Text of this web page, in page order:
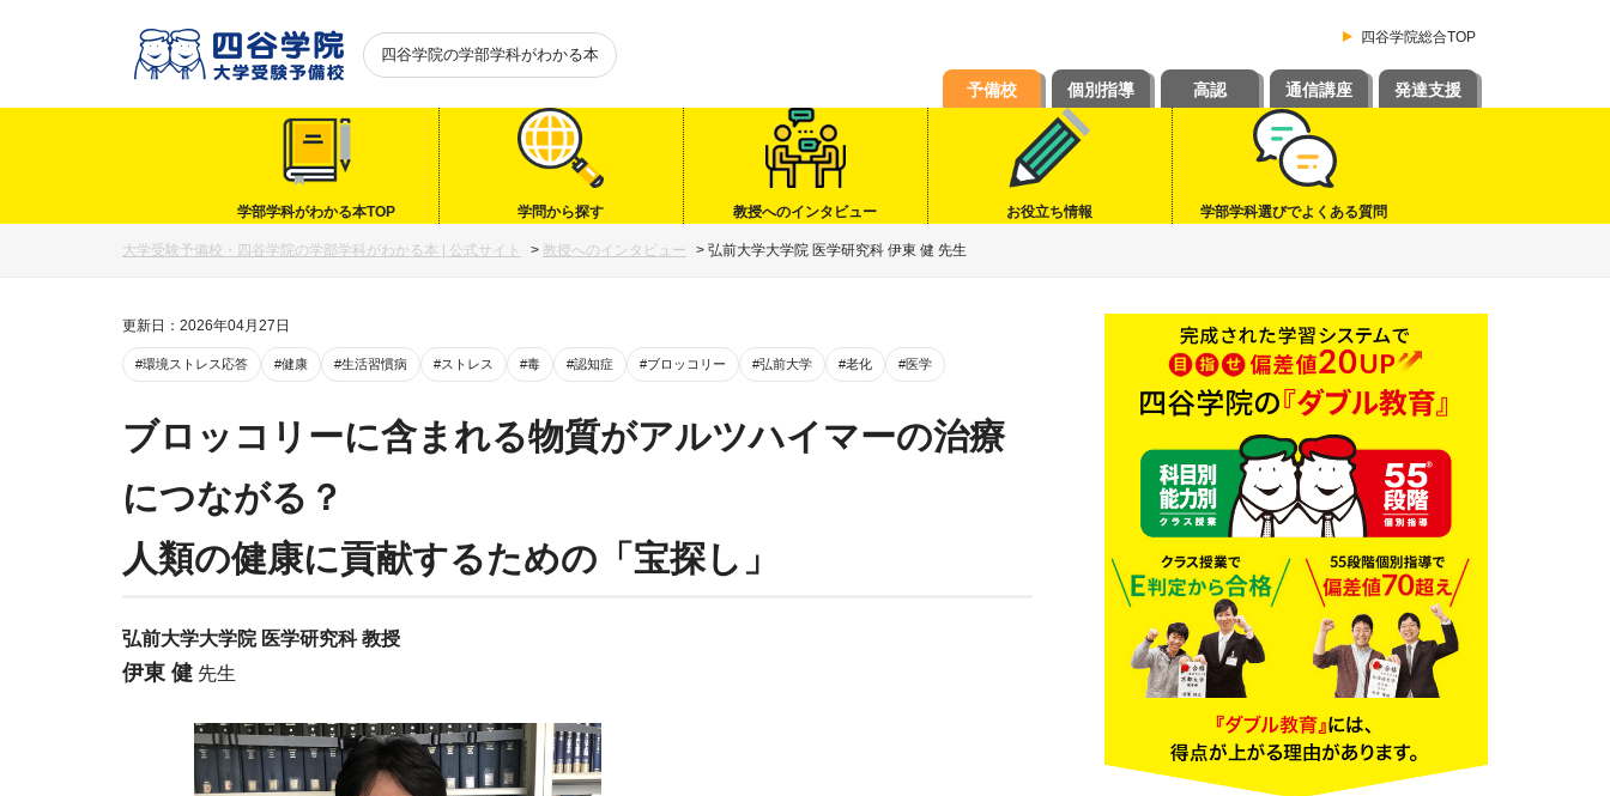
四谷学院の学部学科がわかる本
四谷学院総合TOP
予備校 個別指導 高認 通信講座 発達支援
学部学科がわかる本TOP 学問から探す 教授へのインタビュー お役立ち情報 学部学科選びでよくある質問
大学受験予備校・四谷学院の学部学科がわかる本 | 公式サイト > 教授へのインタビュー > 弘前大学大学院 医学研究科 伊東 健 先生
更新日：2026年04月27日
#環境ストレス応答 #健康 #生活習慣病 #ストレス #毒 #認知症 #ブロッコリー #弘前大学 #老化 #医学
ブロッコリーに含まれる物質がアルツハイマーの治療
につながる？
人類の健康に貢献するための「宝探し」
弘前大学大学院 医学研究科 教授
伊東 健 先生